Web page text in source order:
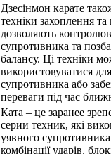
Дзесінмон карате
техніки захоплення та
дозволяють
супротивника та
балансу. Ці техніки
використовуватися
супротивника або
переваги під час
Ката – це заранее
серии техник, які
уявного
комбінації ударів,